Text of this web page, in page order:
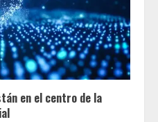
en el centro de la